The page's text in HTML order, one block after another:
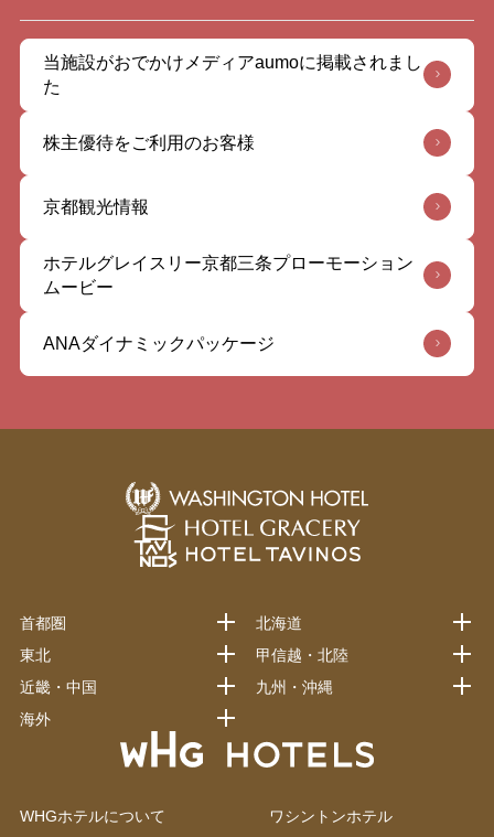
当施設がおでかけメディアaumoに掲載されまし
た
株主優待をご利用のお客様
京都観光情報
ホテルグレイスリー京都三条プローモーション
ムービー
ANAダイナミックパッケージ
WHGホテルについて ワシントンホテル
首都圏
北海道
東北
甲信越・北陸
近畿・中国
九州・沖縄
海外